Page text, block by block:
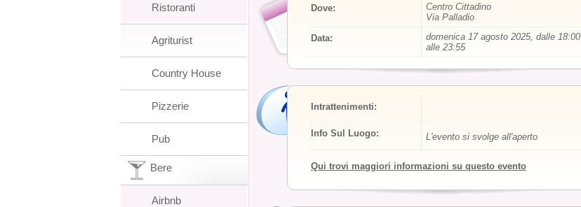
Dove:
Centro Cittadino
Via Palladio
Data:
domenica 17 agosto 2025, dalle 18:00
alle 23:55
Intrattenimenti:
Info Sul Luogo: L'evento si svolge all'aperto
Qui trovi maggiori informazioni su questo evento
Ristoranti
Agriturist
Country House
Pizzerie
Pub
Bere
Airbnb